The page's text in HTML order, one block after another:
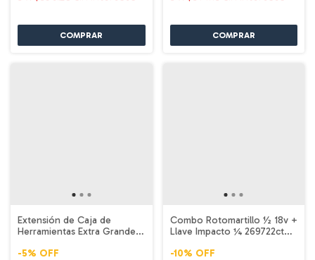
Extensión de Caja de
Herramientas Extra Grande
-5% OFF
Combo Rotomartillo ½ 18v +
Llave Impacto ¼ 269722ct
-10% OFF